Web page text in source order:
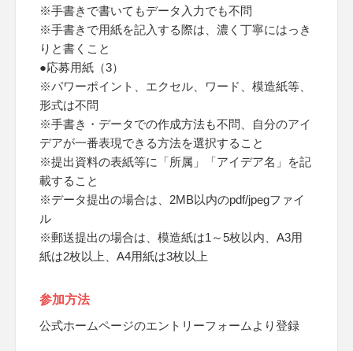
※手書きで書いてもデータ入力でも不問
※手書きで用紙を記入する際は、濃く丁寧にはっき
りと書くこと
●応募用紙（3）
※パワーポイント、エクセル、ワード、模造紙等、
形式は不問
※手書き・データでの作成方法も不問、自分のアイ
デアが一番表現できる方法を選択すること
※提出資料の表紙等に「所属」「アイデア名」を記
載すること
※データ提出の場合は、2MB以内のpdf/jpegファイ
ル
※郵送提出の場合は、模造紙は1～5枚以内、A3用
紙は2枚以上、A4用紙は3枚以上
参加方法
公式ホームページのエントリーフォームより登録